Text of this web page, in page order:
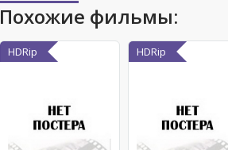
Похожие фильмы:
HDRip HDRip